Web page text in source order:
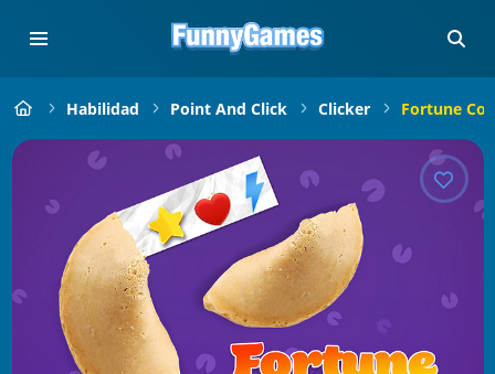
Habilidad Point And Click Clicker Fortune